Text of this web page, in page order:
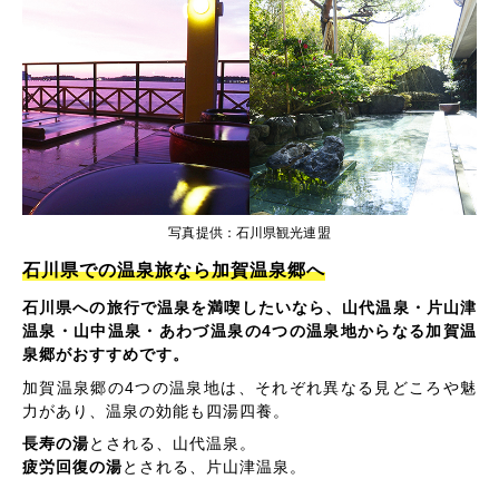
石川県での温泉旅なら加賀温泉郷へ
石川県への旅行で温泉を満喫したいなら、山代温泉・片山津
温泉・山中温泉・あわづ温泉の4つの温泉地からなる加賀温
泉郷がおすすめです。
加賀温泉郷の4つの温泉地は、それぞれ異なる見どころや魅
力があり、温泉の効能も四湯四養。
長寿の湯とされる、 山代温泉 。
疲労回復の湯とされる、 片山津温泉 。
写真提供：石川県観光連盟